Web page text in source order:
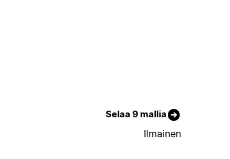
Selaa 9 mallia
Ilmainen